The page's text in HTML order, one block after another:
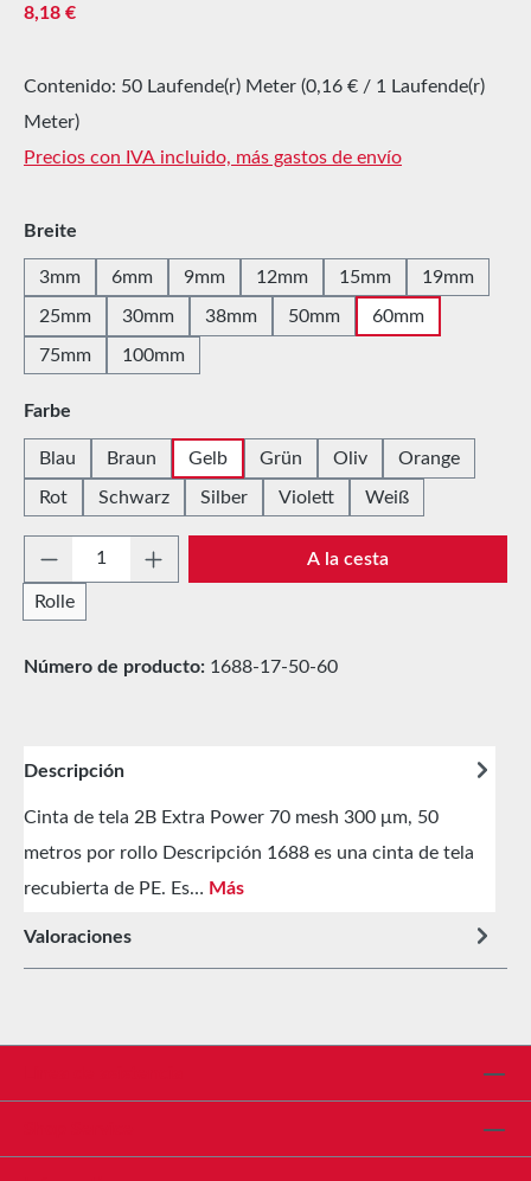
Precio normal:
8,18 €
Contenido: 50 Laufende(r) Meter (0,16 € / 1 Laufende(r)
Meter)
Precios con IVA incluido, más gastos de envío
Seleccione
Breite
3mm 6mm 9mm 12mm 15mm 19mm
25mm 30mm 38mm 50mm 60mm
75mm 100mm
Seleccione
Farbe
Blau Braun Gelb Grün Oliv Orange
Rot Schwarz Silber Violett Weiß
Cantidad del producto: introduce la
Rolle
A la cesta
Número de producto: 1688-17-50-60
Descripción
Cinta de tela 2B Extra Power 70 mesh 300 μm, 50
metros por rollo Descripción 1688 es una cinta de tela
recubierta de PE. Es… Más
Valoraciones